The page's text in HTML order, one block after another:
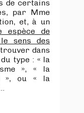
de certains
par Mme
et, à un
espèce de
sens des
dans
type : « la
», « la
», ou « la